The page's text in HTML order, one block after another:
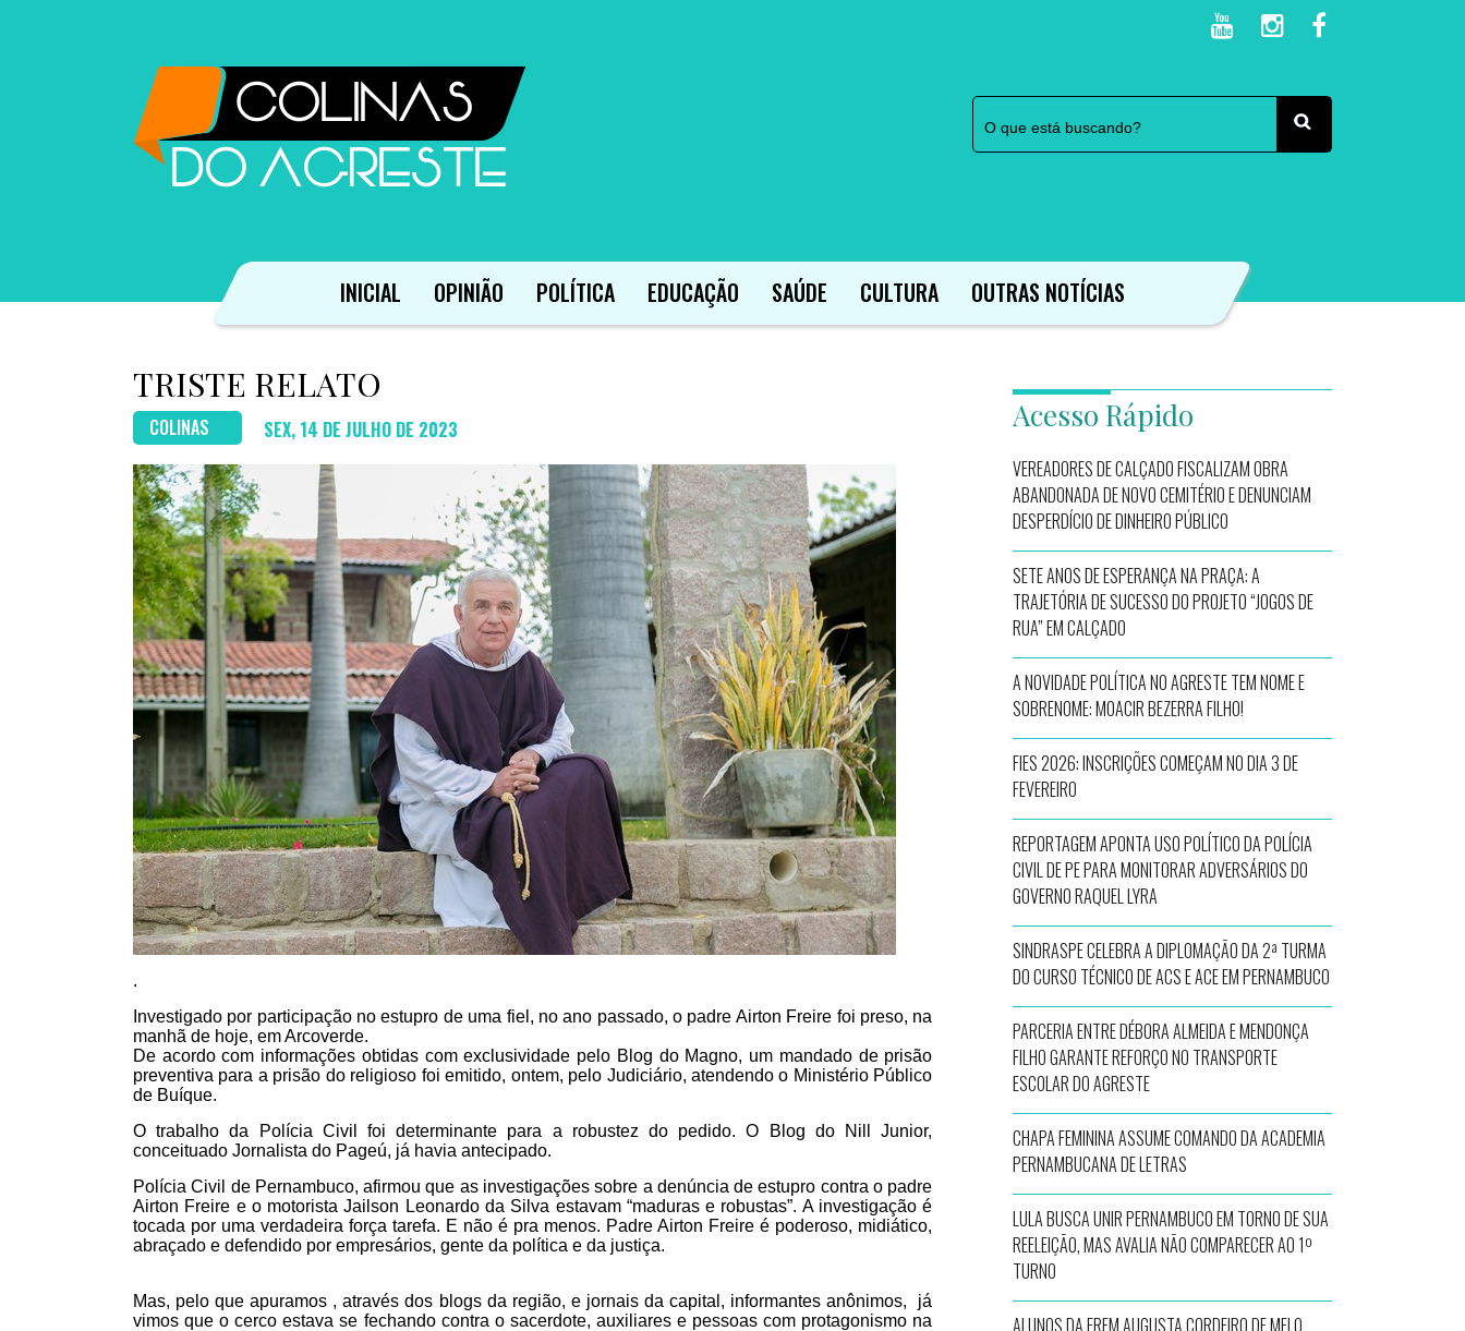
INICIAL OPINIÃO POLÍTICA EDUCAÇÃO SAÚDE CULTURA OUTRAS NOTÍCIAS
TRISTE RELATO
COLINAS SEX, 14 DE JULHO DE 2023
.
Investigado por participação no estupro de uma fiel, no ano passado, o padre Airton Freire foi preso, na
manhã de hoje, em Arcoverde.
De acordo com informações obtidas com exclusividade pelo Blog do Magno, um mandado de prisão
preventiva para a prisão do religioso foi emitido, ontem, pelo Judiciário, atendendo o Ministério Público
de Buíque.
O trabalho da Polícia Civil foi determinante para a robustez do pedido. O Blog do Nill Junior,
conceituado Jornalista do Pageú, já havia antecipado.
Polícia Civil de Pernambuco, afirmou que as investigações sobre a denúncia de estupro contra o padre
Airton Freire e o motorista Jailson Leonardo da Silva estavam “maduras e robustas”. A investigação é
tocada por uma verdadeira força tarefa. E não é pra menos. Padre Airton Freire é poderoso, midiático,
abraçado e defendido por empresários, gente da política e da justiça.
Mas, pelo que apuramos , através dos blogs da região, e jornais da capital, informantes anônimos, já
vimos que o cerco estava se fechando contra o sacerdote, auxiliares e pessoas com protagonismo na
Acesso Rápido
VEREADORES DE CALÇADO FISCALIZAM OBRA
ABANDONADA DE NOVO CEMITÉRIO E DENUNCIAM
DESPERDÍCIO DE DINHEIRO PÚBLICO
SETE ANOS DE ESPERANÇA NA PRAÇA: A
TRAJETÓRIA DE SUCESSO DO PROJETO “JOGOS DE
RUA” EM CALÇADO
A NOVIDADE POLÍTICA NO AGRESTE TEM NOME E
SOBRENOME: MOACIR BEZERRA FILHO!
FIES 2026: INSCRIÇÕES COMEÇAM NO DIA 3 DE
FEVEREIRO
REPORTAGEM APONTA USO POLÍTICO DA POLÍCIA
CIVIL DE PE PARA MONITORAR ADVERSÁRIOS DO
GOVERNO RAQUEL LYRA
SINDRASPE CELEBRA A DIPLOMAÇÃO DA 2ª TURMA
DO CURSO TÉCNICO DE ACS E ACE EM PERNAMBUCO
PARCERIA ENTRE DÉBORA ALMEIDA E MENDONÇA
FILHO GARANTE REFORÇO NO TRANSPORTE
ESCOLAR DO AGRESTE
CHAPA FEMININA ASSUME COMANDO DA ACADEMIA
PERNAMBUCANA DE LETRAS
LULA BUSCA UNIR PERNAMBUCO EM TORNO DE SUA
REELEIÇÃO, MAS AVALIA NÃO COMPARECER AO 1º
TURNO
ALUNOS DA EREM AUGUSTA CORDEIRO DE MELO